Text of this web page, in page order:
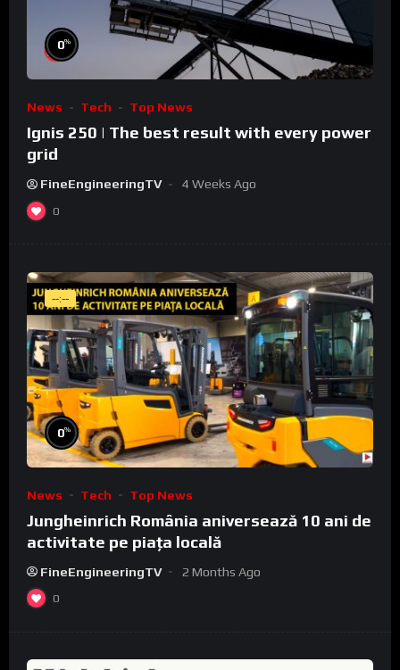
0%
News Tech Top News
Ignis 250 | The best result with every power
grid
FineEngineeringTV 4 Weeks Ago
0
--:--
0%
News Tech Top News
Jungheinrich România aniversează 10 ani de
activitate pe piața locală
FineEngineeringTV 2 Months Ago
0